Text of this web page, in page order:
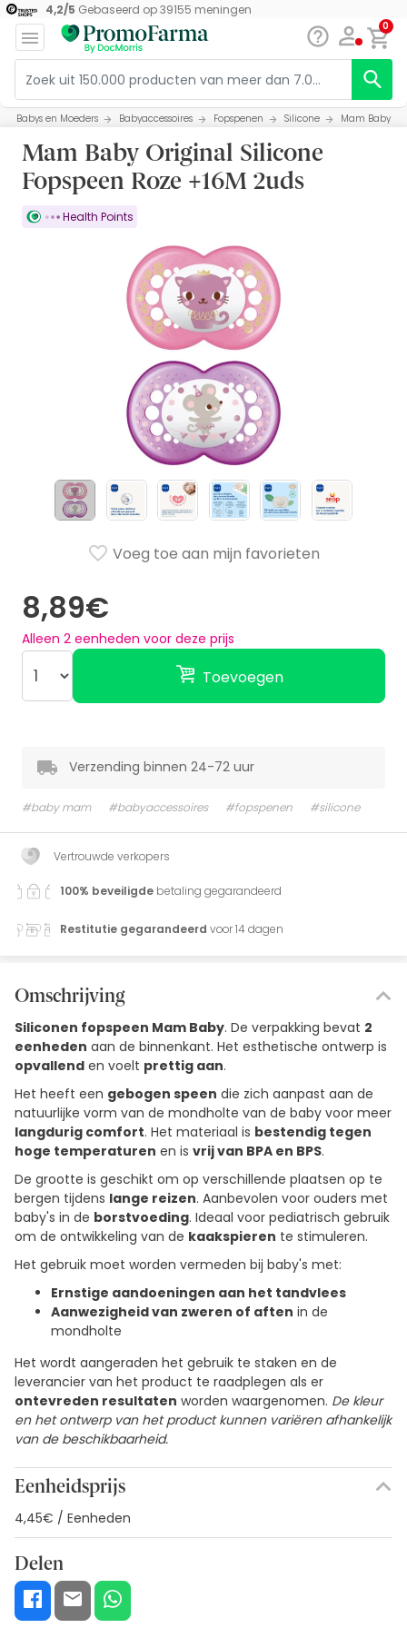
4,2/5 Gebaseerd op39155 meningen
0
Babys en Moeders Babyaccessoires Fopspenen Silicone Mam Baby
Mam Baby Original Silicone
Fopspeen Roze +16M 2uds
Health Points
8,89€
Alleen 2 eenheden voor deze prijs
Toevoegen
Voeg toe aan mijn favorieten
Verzending binnen 24-72 uur
#baby mam #babyaccessoires #fopspenen #silicone
Vertrouwde verkopers
100% beveiligde betaling gegarandeerd
Restitutie gegarandeerd voor 14 dagen
Omschrijving
Siliconen fopspeen Mam Baby. De verpakking bevat 2
eenheden aan de binnenkant. Het esthetische ontwerp is
opvallend en voelt prettig aan.
Het heeft een gebogen speen die zich aanpast aan de
natuurlijke vorm van de mondholte van de baby voor meer
langdurig comfort. Het materiaal is bestendig tegen
hoge temperaturen en is vrij van BPA en BPS.
De grootte is geschikt om op verschillende plaatsen op te
bergen tijdens lange reizen. Aanbevolen voor ouders met
baby's in de borstvoeding. Ideaal voor pediatrisch gebruik
om de ontwikkeling van de kaakspieren te stimuleren.
Het gebruik moet worden vermeden bij baby's met:
Ernstige aandoeningen aan het tandvlees
Aanwezigheid van zweren of aften in de
mondholte
Het wordt aangeraden het gebruik te staken en de
leverancier van het product te raadplegen als er
ontevreden resultaten worden waargenomen. De kleur
en het ontwerp van het product kunnen variëren afhankelijk
van de beschikbaarheid.
Eenheidsprijs
4,45€ / Eenheden
Delen